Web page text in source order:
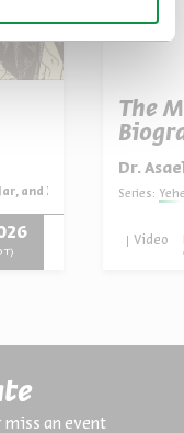
and Zionist Thinker
The
Dr.
Series:
Video
miss an event